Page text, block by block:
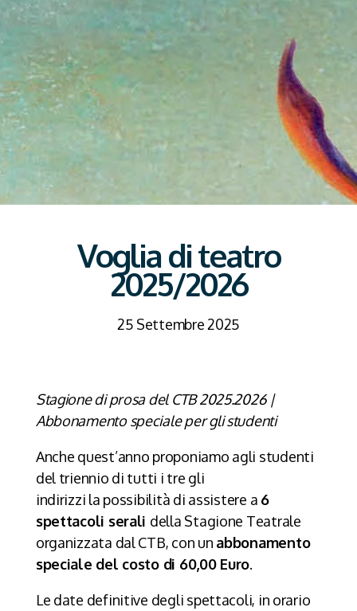
Voglia di teatro
2025/2026
25 Settembre 2025
Stagione di prosa del CTB 2025.2026 |
Abbonamento speciale per gli studenti
Anche quest’anno proponiamo agli studenti
del triennio di tutti i tre gli
indirizzi la possibilità di assistere a 6
spettacoli serali della Stagione Teatrale
organizzata dal CTB, con un abbonamento
speciale del costo di 60,00 Euro.
Le date definitive degli spettacoli, in orario